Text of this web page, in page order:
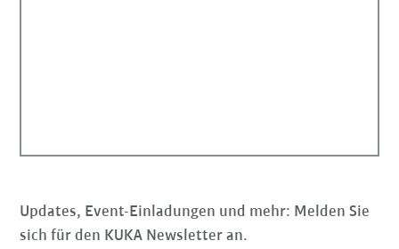
Updates, Event-Einladungen und mehr: Melden Sie
sich für den KUKA Newsletter an.